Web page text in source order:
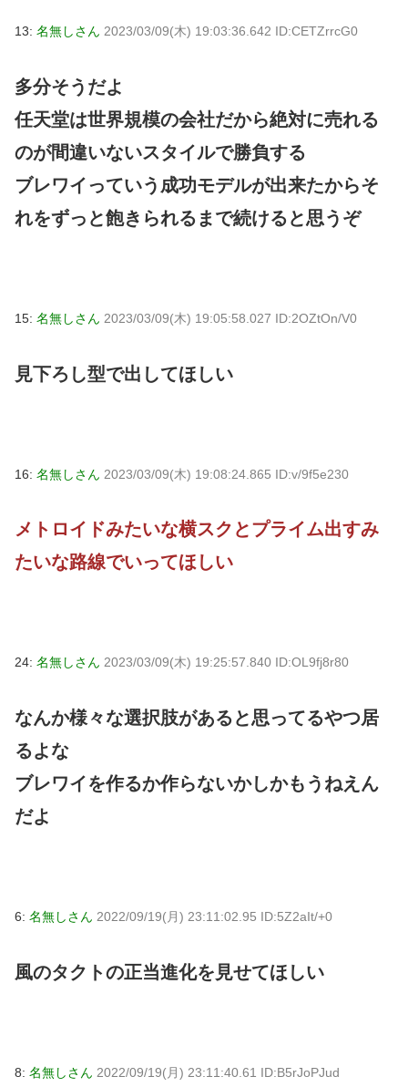
13: 名無しさん 2023/03/09(木) 19:03:36.642 ID:CETZrrcG0
多分そうだよ
任天堂は世界規模の会社だから絶対に売れる
のが間違いないスタイルで勝負する
ブレワイっていう成功モデルが出来たからそ
れをずっと飽きられるまで続けると思うぞ
15: 名無しさん 2023/03/09(木) 19:05:58.027 ID:2OZtOn/V0
見下ろし型で出してほしい
16: 名無しさん 2023/03/09(木) 19:08:24.865 ID:v/9f5e230
メトロイドみたいな横スクとプライム出すみ
たいな路線でいってほしい
24: 名無しさん 2023/03/09(木) 19:25:57.840 ID:OL9fj8r80
なんか様々な選択肢があると思ってるやつ居
るよな
ブレワイを作るか作らないかしかもうねえん
だよ
6: 名無しさん 2022/09/19(月) 23:11:02.95 ID:5Z2aIt/+0
風のタクトの正当進化を見せてほしい
8: 名無しさん 2022/09/19(月) 23:11:40.61 ID:B5rJoPJud